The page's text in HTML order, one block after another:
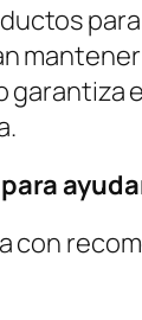
garantiza
con